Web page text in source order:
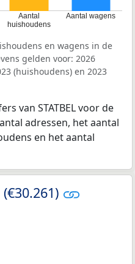
Aantal
huishoudens
Aantal wagens
en wagens in de
gelden voor: 2026
(huishoudens) en 2023
van STATBEL voor de
adressen, het aantal
en het aantal